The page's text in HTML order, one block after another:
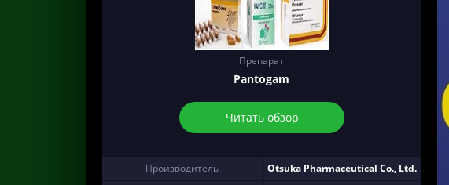
Препарат
Pantogam
Читать обзор
Производитель
Otsuka Pharmaceutical Co., Ltd.